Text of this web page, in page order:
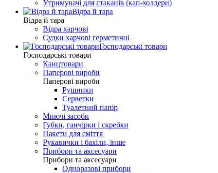
Утримувачі для стаканів (кап-холдери)
Відра й тара
Відра й тара
Відра харчові
Судки харчові герметичні
Господарські товари
Господарські товари
Канцтовари
Паперові вироби
Паперові вироби
Рушники
Серветки
Туалетний папір
Миючі засоби
Губки, ганчірки і скребки
Пакети для сміття
Рукавички і бахіли, інше
Прибори та аксесуари
Прибори та аксесуари
Одноразові прибори